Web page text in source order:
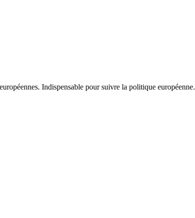
Indispensable pour suivre la politique européenne.